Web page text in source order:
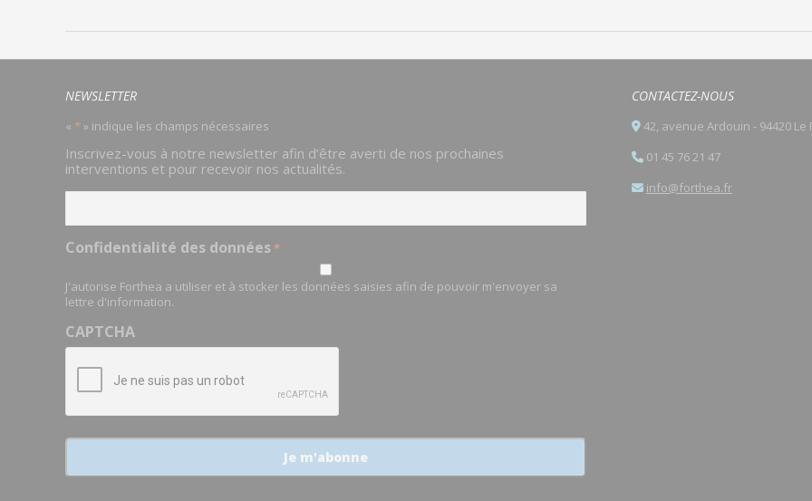
NEWSLETTER
« *» indique les champs nécessaires
*
Inscrivez-vous à notre newsletter afin d’être averti de nos prochaines
interventions et pour recevoir nos actualités.
Confidentialité des données *
J'autorise Forthea a utiliser et à stocker les données saisies afin de pouvoir m'envoyer sa
lettre d'information.
CAPTCHA
CONTACTEZ-NOUS
42, avenue Ardouin - 94420 Le
01 45 76 21 47
info@forthea.fr